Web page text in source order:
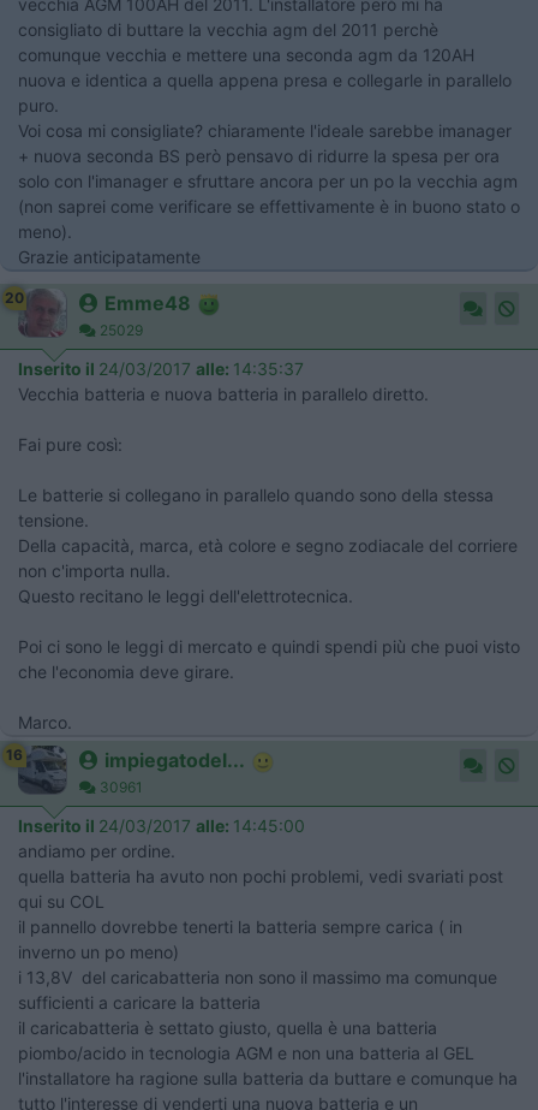
consigliato di buttare la vecchia agm del 2011 perchè
comunque vecchia e mettere una seconda agm da 120AH
nuova e identica a quella appena presa e collegarle in parallelo
puro.
Voi cosa mi consigliate? chiaramente l'ideale sarebbe imanager
+ nuova seconda BS però pensavo di ridurre la spesa per ora
solo con l'imanager e sfruttare ancora per un po la vecchia agm
(non saprei come verificare se effettivamente è in buono stato o
meno).
Grazie anticipatamente
20 Emme48
25029
Inserito il 24/03/2017 alle: 14:35:37
Vecchia batteria e nuova batteria in parallelo diretto.
Fai pure così:
Le batterie si collegano in parallelo quando sono della stessa
tensione.
Della capacità, marca, età colore e segno zodiacale del corriere
non c'importa nulla.
Questo recitano le leggi dell'elettrotecnica.
Poi ci sono le leggi di mercato e quindi spendi più che puoi visto
che l'economia deve girare.
Marco.
16 impiegatodel...
30961
Inserito il 24/03/2017 alle: 14:45:00
andiamo per ordine.
quella batteria ha avuto non pochi problemi, vedi svariati post
qui su COL
il pannello dovrebbe tenerti la batteria sempre carica ( in
inverno un po meno)
i 13,8V del caricabatteria non sono il massimo ma comunque
sufficienti a caricare la batteria
il caricabatteria è settato giusto, quella è una batteria
piombo/acido in tecnologia AGM e non una batteria al GEL
l'installatore ha ragione sulla batteria da buttare e comunque ha
tutto l'interesse di venderti una nuova batteria e un